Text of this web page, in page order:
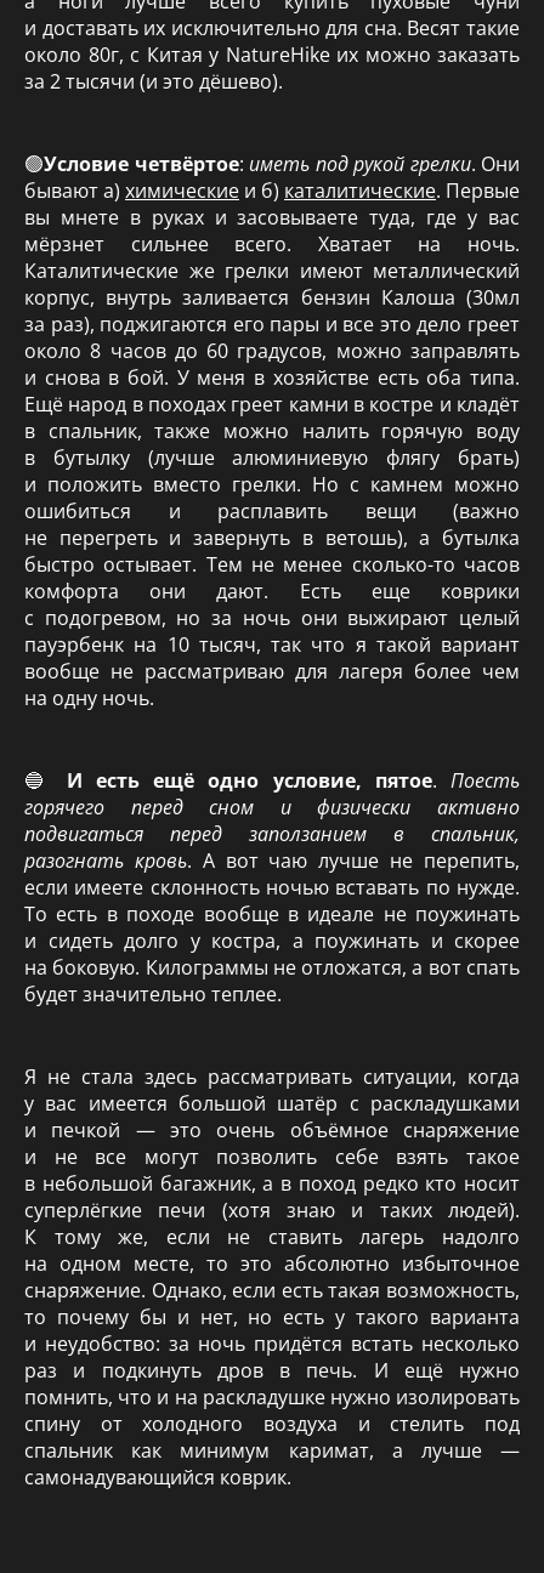
и доставать их исключительно для сна. Весят такие
около 80г, с Китая у NatureHike их можно заказать
за 2 тысячи (и это дёшево).
🟢Условие четвёртое: иметь под рукой грелки. Они
бывают а) химические и б) каталитические. Первые
вы мнете в руках и засовываете туда, где у вас
мёрзнет сильнее всего. Хватает на ночь.
Каталитические же грелки имеют металлический
корпус, внутрь заливается бензин Калоша (30мл
за раз), поджигаются его пары и все это дело греет
около 8 часов до 60 градусов, можно заправлять
и снова в бой. У меня в хозяйстве есть оба типа.
Ещё народ в походах греет камни в костре и кладёт
в спальник, также можно налить горячую воду
в бутылку (лучше алюминиевую флягу брать)
и положить вместо грелки. Но с камнем можно
ошибиться и расплавить вещи (важно
не перегреть и завернуть в ветошь), а бутылка
быстро остывает. Тем не менее сколько-то часов
комфорта они дают. Есть еще коврики
с подогревом, но за ночь они выжирают целый
пауэрбенк на 10 тысяч, так что я такой вариант
вообще не рассматриваю для лагеря более чем
на одну ночь.
🔵 И есть ещё одно условие, пятое. Поесть
горячего перед сном и физически активно
подвигаться перед заползанием в спальник,
разогнать кровь. А вот чаю лучше не перепить,
если имеете склонность ночью вставать по нужде.
То есть в походе вообще в идеале не поужинать
и сидеть долго у костра, а поужинать и скорее
на боковую. Килограммы не отложатся, а вот спать
будет значительно теплее.
Я не стала здесь рассматривать ситуации, когда
у вас имеется большой шатёр с раскладушками
и печкой — это очень объёмное снаряжение
и не все могут позволить себе взять такое
в небольшой багажник, а в поход редко кто носит
суперлёгкие печи (хотя знаю и таких людей).
К тому же, если не ставить лагерь надолго
на одном месте, то это абсолютно избыточное
снаряжение. Однако, если есть такая возможность,
то почему бы и нет, но есть у такого варианта
и неудобство: за ночь придётся встать несколько
раз и подкинуть дров в печь. И ещё нужно
помнить, что и на раскладушке нужно изолировать
спину от холодного воздуха и стелить под
спальник как минимум каримат, а лучше —
самонадувающийся коврик.